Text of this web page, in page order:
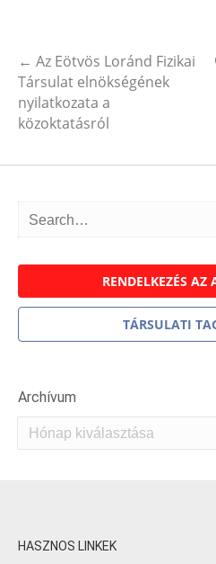
Post navigation
← Az Eötvös Loránd Fizikai
Társulat elnökségének
nyilatkozata a
közoktatásról
RENDELKEZÉS
TÁRSULATI
Archívum
Archívum
HASZNOS LINKEK